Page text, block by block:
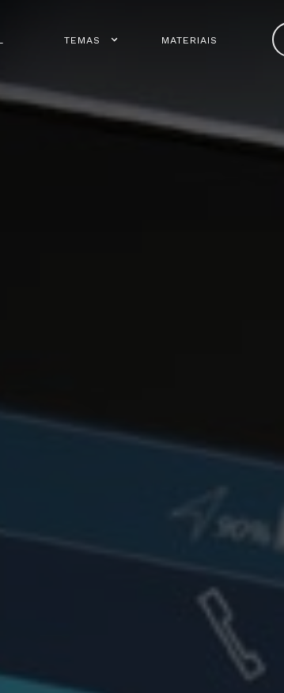
TEMAS MATERIAIS